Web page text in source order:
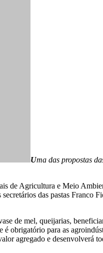
Uma das propostas
de Agricultura e Meio
das pastas Franco
de mel, queijarias,
obrigatório para as
agregado e desenvolverá